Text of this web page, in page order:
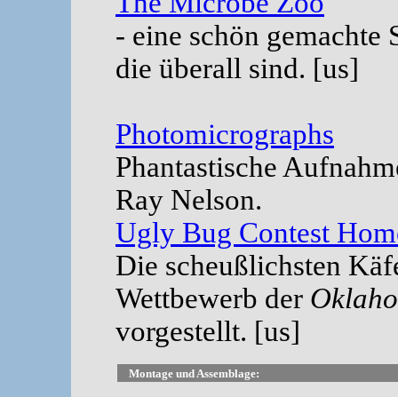
- eine schön gemachte
die überall sind. [us]
Photomicrographs
Phantastische
Ray Nelson.
Ugly Bug Contest
Die scheußlichsten
Wettbewerb der
vorgestellt. [us]
Montage und Assemblage: